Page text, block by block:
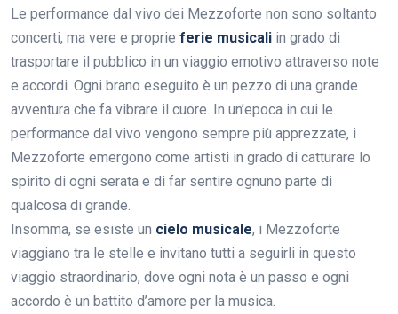
Le performance dal vivo dei Mezzoforte non sono soltanto
concerti, ma vere e proprie ferie musicali in grado di
trasportare il pubblico in un viaggio emotivo attraverso note
e accordi. Ogni brano eseguito è un pezzo di una grande
avventura che fa vibrare il cuore. In un’epoca in cui le
performance dal vivo vengono sempre più apprezzate, i
Mezzoforte emergono come artisti in grado di catturare lo
spirito di ogni serata e di far sentire ognuno parte di
qualcosa di grande.
Insomma, se esiste un cielo musicale, i Mezzoforte
viaggiano tra le stelle e invitano tutti a seguirli in questo
viaggio straordinario, dove ogni nota è un passo e ogni
accordo è un battito d’amore per la musica.